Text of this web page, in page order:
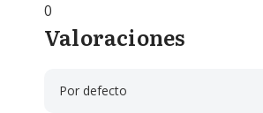
0
Valoraciones